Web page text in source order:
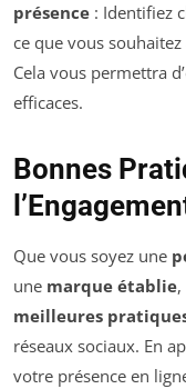
présence : Identifiez
ce que vous
Cela vous permettra
efficaces.
Bonnes
Que vous soyez une
une marque établie
meilleures
réseaux sociaux. En
votre présence en